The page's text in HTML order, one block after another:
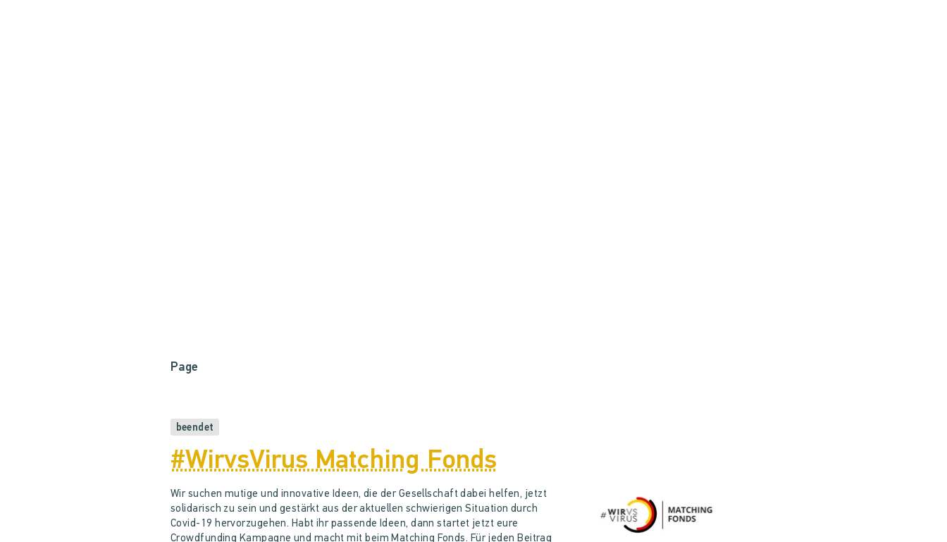
Page
beendet
#WirvsVirus Matching Fonds
Wir suchen mutige und innovative Ideen, die der Gesellschaft dabei helfen, jetzt
solidarisch zu sein und gestärkt aus der aktuellen schwierigen Situation durch
Covid-19 hervorzugehen. Habt ihr passende Ideen, dann startet jetzt eure
Crowdfunding Kampagne und macht mit beim Matching Fonds. Für jeden Beitrag